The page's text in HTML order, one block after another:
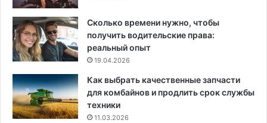
Сколько времени нужно, чтобы
получить водительские права:
реальный опыт
19.04.2026
Как выбрать качественные запчасти
для комбайнов и продлить срок службы
техники
11.03.2026